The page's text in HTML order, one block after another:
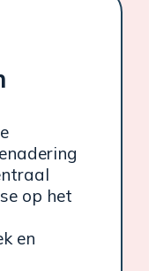
op het
en